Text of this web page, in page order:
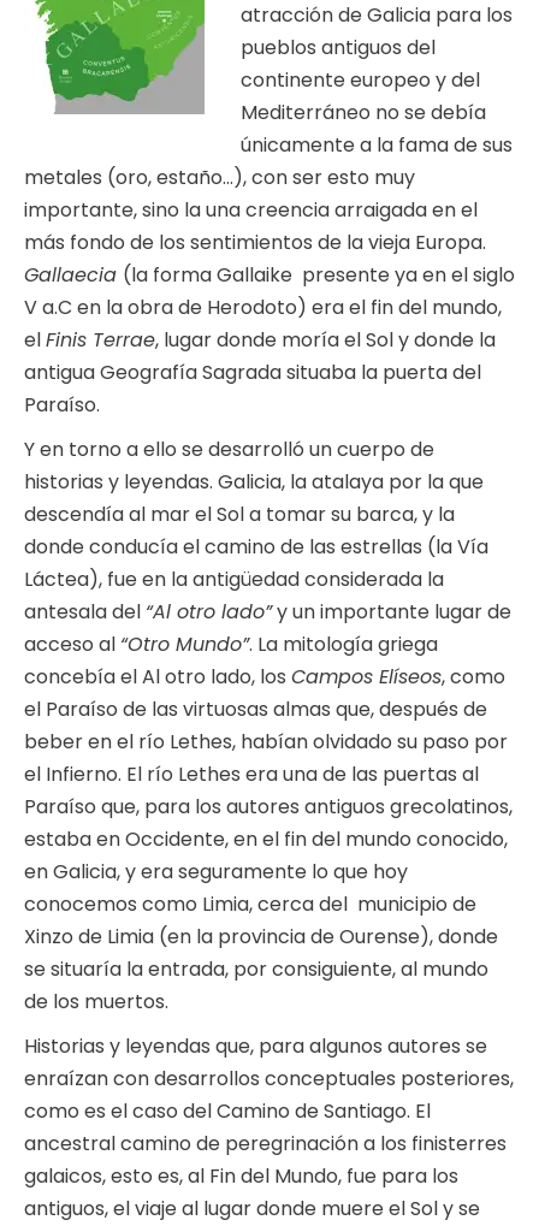
atracción de Galicia para los
pueblos antiguos del
continente europeo y del
Mediterráneo no se debía
únicamente a la fama de sus
metales (oro, estaño…), con ser esto muy
importante, sino la una creencia arraigada en el
más fondo de los sentimientos de la vieja Europa.
Gallaecia (la forma Gallaike presente ya en el siglo
V a.C en la obra de Herodoto) era el fin del mundo,
elFinis Terrae, lugar donde moría el Sol y donde la
antigua Geografía Sagrada situaba la puerta del
Paraíso.
Y en torno a ello se desarrolló un cuerpo de
historias y leyendas. Galicia, la atalaya por la que
descendía al mar el Sol a tomar su barca, y la
donde conducía el camino de las estrellas (la Vía
Láctea), fue en la antigüedad considerada la
antesala del “Al otro lado”y un importante lugar de
acceso al “Otro Mundo”. La mitología griega
concebía el Al otro lado, los Campos Elíseos, como
el Paraíso de las virtuosas almas que, después de
beber en el río Lethes, habían olvidado su paso por
el Infierno. El río Lethes era una de las puertas al
Paraíso que, para los autores antiguos grecolatinos,
estaba en Occidente, en el fin del mundo conocido,
en Galicia, y era seguramente lo que hoy
conocemos como Limia, cerca del municipio de
Xinzo de Limia (en la provincia de Ourense), donde
se situaría la entrada, por consiguiente, al mundo
de los muertos.
Historias y leyendas que, para algunos autores se
enraízan con desarrollos conceptuales posteriores,
como es el caso del Camino de Santiago. El
ancestral camino de peregrinación a los finisterres
galaicos, esto es, al Fin del Mundo, fue para los
antiguos, el viaje al lugar donde muere el Sol y se